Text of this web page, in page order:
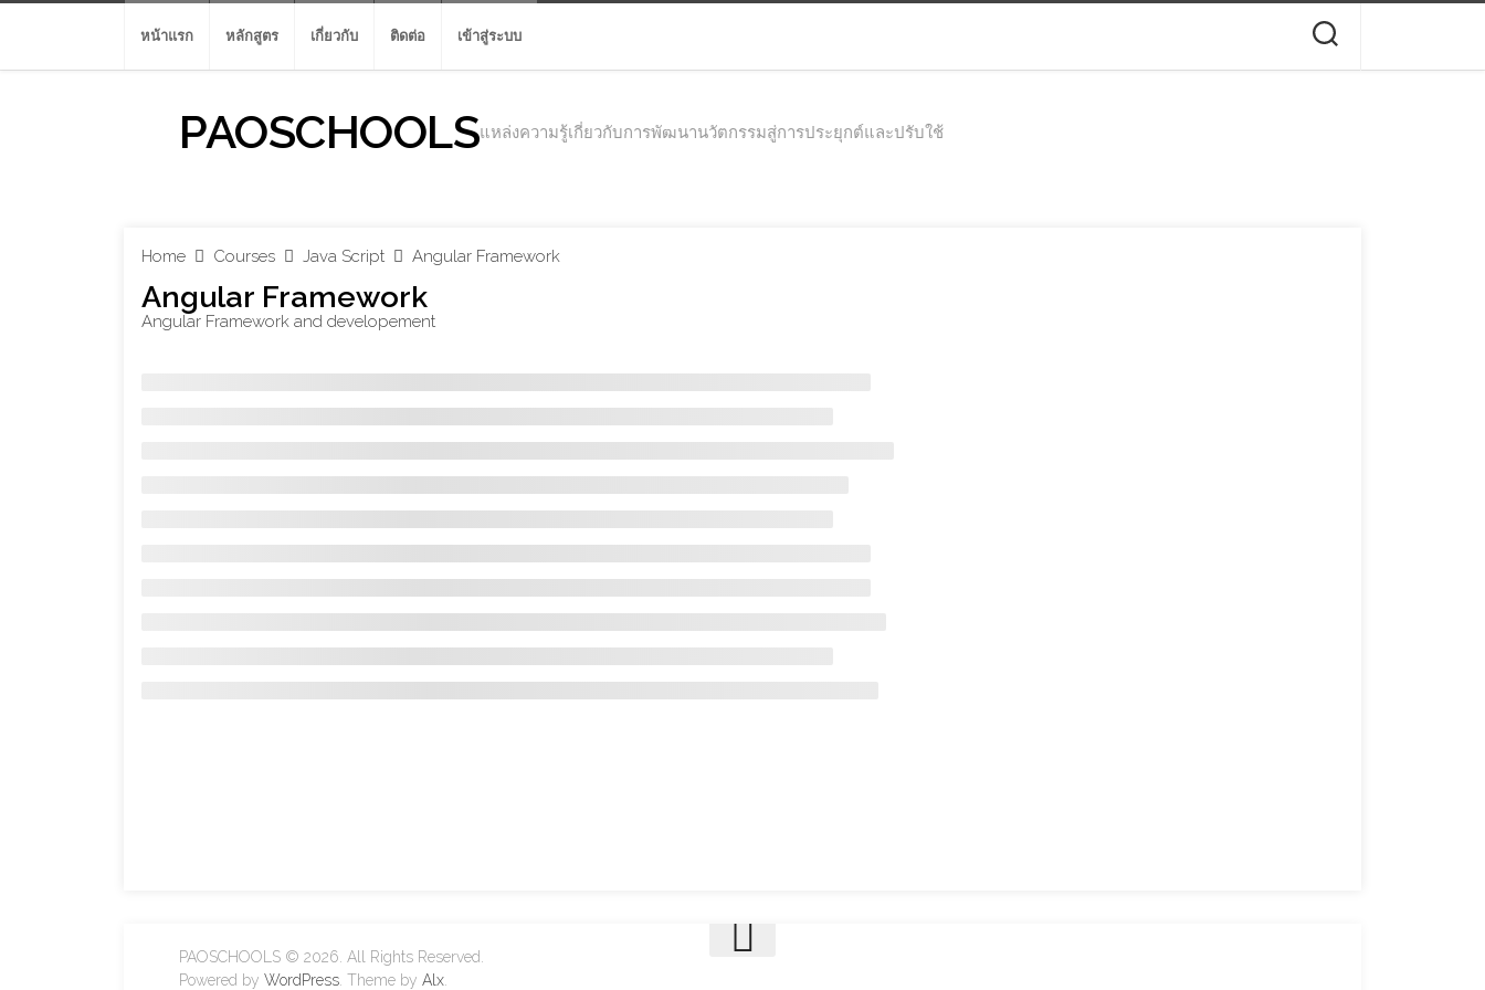
หน้าแรก หลักสูตร เกี่ยวกับ ติดต่อ เข้าสู่ระบบ
PAOSCHOOLSแหล่งความรู้เกี่ยวกับการพัฒนานวัตกรรมสู่การประยุกต์และปรับใช้
Home Courses Java Script Angular Framework
Angular Framework
Angular Framework and developement
PAOSCHOOLS © 2026. All Rights Reserved.
Powered by WordPress . Theme by Alx